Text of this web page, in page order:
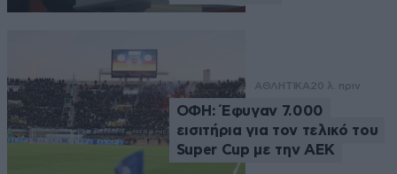
ΑΘΛΗΤΙΚΑ20 λ. πριν
ΟΦΗ: Έφυγαν 7.000
εισιτήρια για τον τελικό του
Super Cup με την ΑΕΚ